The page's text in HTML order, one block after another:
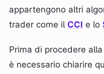
appartengono altri
trader come il CCI e lo
Prima di procedere
è necessario chiarire